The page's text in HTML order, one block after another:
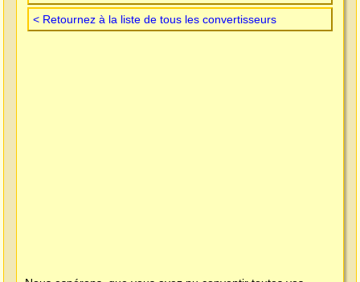
< Retournez à la liste de tous les convertisseurs